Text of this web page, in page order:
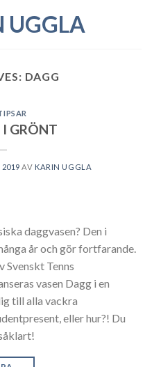
DAGG
GRÖNT
2019 AV KARIN UGGLA
daggvasen? Den i
år och gör fortfarande.
Svenskt Tenns
vasen Dagg i en
till alla vackra
eller hur?! Du